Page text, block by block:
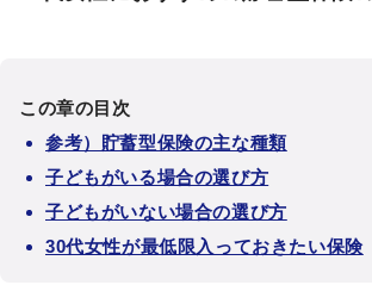
この章の目次
参考）貯蓄型保険の主な種類
子どもがいる場合の選び方
子どもがいない場合の選び方
30代女性が最低限入っておきたい保険